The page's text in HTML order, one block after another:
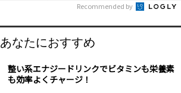
Recommended by
あなたにおすすめ
整い系エナジードリンクでビタミンも栄養素
も効率よくチャージ！